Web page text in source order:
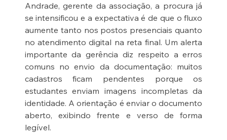
Andrade, gerente da associação, a procura já
se intensificou e a expectativa é de que o fluxo
aumente tanto nos postos presenciais quanto
no atendimento digital na reta final. Um alerta
importante da gerência diz respeito a erros
comuns no envio da documentação: muitos
cadastros ficam pendentes porque os
estudantes enviam imagens incompletas da
identidade. A orientação é enviar o documento
aberto, exibindo frente e verso de forma
legível.